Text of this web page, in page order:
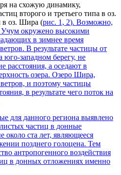
на схожую динамику,
второго и третьего типа в оз.
в оз. Шира (рис. 1, 2). Возможно,
Учум окружено высокими
в зимнее время
В результате частицы от
юго-западном берегу, не
расстояния, а оседают в
озера. Озеро Шира,
и поэтому частицы
в результате чего поток на
для данного региона выявлено
частиц в донные
около ста лет, являющееся
позднего голоцена. Тем
антропогенного воздействия
в донных отложениях именно